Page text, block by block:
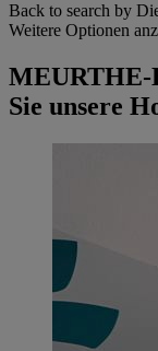
Back to search by
Weitere Optionen
MEURTHE-
Sie unsere